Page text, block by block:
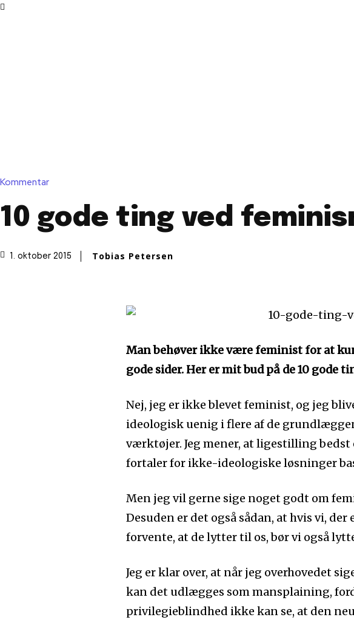
Kommentar
10 gode ting ved
1. oktober 2015 Tobias Petersen
Man behøver ikke være feminist for at
gode sider. Her er mit bud på de 10 gode
Nej, jeg er ikke blevet feminist, og jeg
ideologisk uenig i flere af de
værktøjer. Jeg mener, at ligestilling bedst
fortaler for ikke-ideologiske løsninger
Men jeg vil gerne sige noget godt om
Desuden er det også sådan, at hvis vi,
forvente, at de lytter til os, bør vi også
Jeg er klar over, at når jeg overhovedet
kan det udlægges som mansplaining,
privilegieblindhed ikke kan se, at den